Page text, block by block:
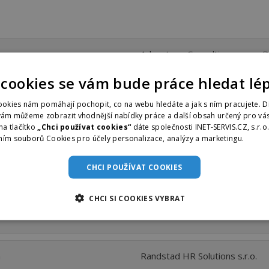
Advantage Consulting, s.r.o. -
Randstad HR Solutions s.r.o.
Randstad HR Solutions s.r.o.
Randstad HR Solutions s.r.o.
Randstad HR Solutions s.r.o.
cookies se vám bude práce hledat
nám pomáhají pochopit, co na webu hledáte a jak s ním pracujete.
můžeme zobrazit vhodnější nabídky práce a další obsah určený pro
tlačítko„Chci používat cookies“ dáte společnosti INET-SERVIS.CZ,
souborů Cookies pro účely personalizace, analýzy a marketingu.
CHCI POUŽÍVAT COOKIES
CHCI SI COOKIES VYBRAT